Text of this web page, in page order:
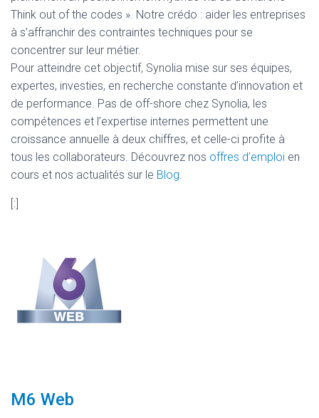
Think out of the codes ». Notre crédo : aider les entreprises
à s’affranchir des contraintes techniques pour se
concentrer sur leur métier.
Pour atteindre cet objectif, Synolia mise sur ses équipes,
expertes, investies, en recherche constante d’innovation et
de performance. Pas de off-shore chez Synolia, les
compétences et l’expertise internes permettent une
croissance annuelle à deux chiffres, et celle-ci profite à
tous les collaborateurs. Découvrez nos offres d’emploi en
cours et nos actualités sur le Blog.
[:]
M6 Web